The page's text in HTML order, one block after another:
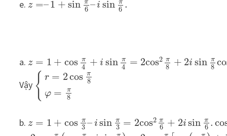
e.z =–1 + sin π
6 –i sin π
6 .
a.z = 1 + cos π
4 + i sin π
4 = 2cos2 π
8 + 2i sin π
8
Vậy { r = 2cos π
8
φ = π
8
b.z = 1 + cos π
3 – i sin π
3 = 2cos2 π
6 + 2i sin π
6 .